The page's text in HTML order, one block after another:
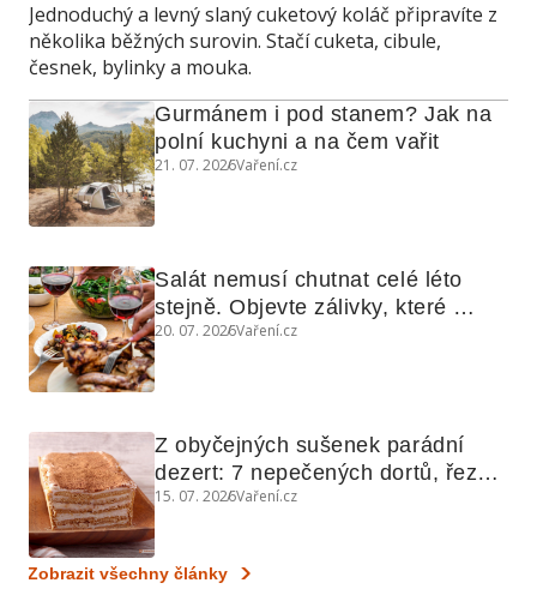
Jednoduchý a levný slaný cuketový koláč připravíte z
několika běžných surovin. Stačí cuketa, cibule,
česnek, bylinky a mouka.
Gurmánem i pod stanem? Jak na
polní kuchyni a na čem vařit
21. 07. 2026Vaření.cz
Salát nemusí chutnat celé léto
stejně. Objevte zálivky, které
využijete i na maso, nudle nebo
20. 07. 2026Vaření.cz
Z obyčejných sušenek parádní
dezert: 7 nepečených dortů, řezů
a koláčů
15. 07. 2026Vaření.cz
Zobrazit všechny články